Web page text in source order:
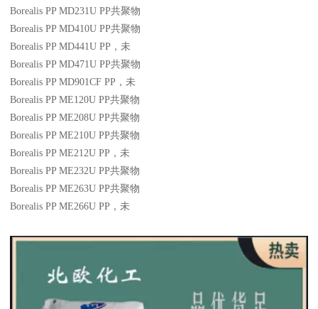
Borealis PP MD231U PP共聚物
Borealis PP MD410U PP共聚物
Borealis PP MD441U PP ，未
Borealis PP MD471U PP共聚物
Borealis PP MD901CF PP ，未
Borealis PP ME120U PP共聚物
Borealis PP ME208U PP共聚物
Borealis PP ME210U PP共聚物
Borealis PP ME212U PP ，未
Borealis PP ME232U PP共聚物
Borealis PP ME263U PP共聚物
Borealis PP ME266U PP ，未